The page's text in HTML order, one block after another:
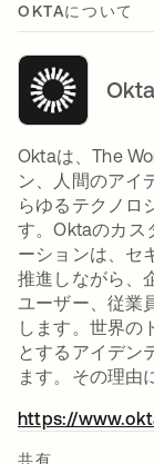
共有
OKTAについて
Okta
Oktaは、The
ン、人間のアイ
らゆるテクノロ
す。Oktaのカス
ーションは、セ
推進しながら、
ユーザー、従業
します。世界の
とするアイデン
ます。その理由
https://